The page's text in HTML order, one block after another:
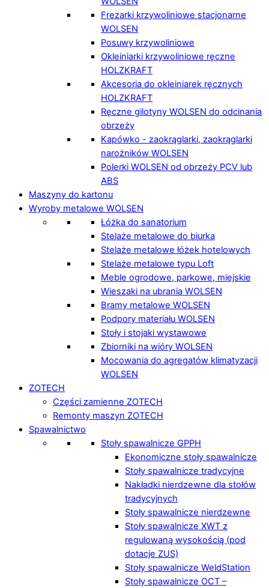
Frezarki krzywoliniowe stacjonarne
WOLSEN
Posuwy krzywoliniowe
Okleiniarki krzywoliniowe ręczne
HOLZKRAFT
Akcesoria do okleiniarek ręcznych
HOLZKRAFT
Ręczne gilotyny WOLSEN do odcinania
obrzeży
Kapówko - zaokrąglarki, zaokrąglarki
narożników WOLSEN
Polerki WOLSEN od obrzeży PCV lub
ABS
Maszyny do kartonu
Wyroby metalowe WOLSEN
Łóżka do sanatorium
Stelaże metalowe do biurka
Stelaże metalowe łóżek hotelowych
Stelaże metalowe typu Loft
Meble ogrodowe, parkowe, miejskie
Wieszaki na ubrania WOLSEN
Bramy metalowe WOLSEN
Podpory materiału WOLSEN
Stoły i stojaki wystawowe
Zbiorniki na wióry WOLSEN
Mocowania do agregatów klimatyzacji
WOLSEN
ZOTECH
Części zamienne ZOTECH
Remonty maszyn ZOTECH
Spawalnictwo
Stoły spawalnicze GPPH
Ekonomiczne stoły spawalnicze
Stoły spawalnicze tradycyjne
Nakładki nierdzewne dla stołów
tradycyjnych
Stoły spawalnicze nierdzewne
Stoły spawalnicze XWT z
regulowaną wysokością (pod
dotacje ZUS)
Stoły spawalnicze WeldStation
Stoły spawalnicze OCT –